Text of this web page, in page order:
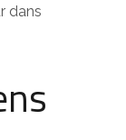
dans